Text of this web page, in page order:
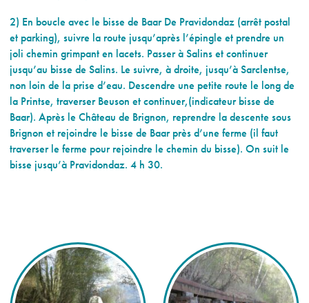
2) En boucle avec le bisse de Baar De Pravidondaz (arrêt postal
et parking), suivre la route jusqu’après l’épingle et prendre un
joli chemin grimpant en lacets. Passer à Salins et continuer
jusqu’au bisse de Salins. Le suivre, à droite, jusqu’à Sarclentse,
non loin de la prise d’eau. Descendre une petite route le long de
la Printse, traverser Beuson et continuer,(indicateur bisse de
Baar). Après le Château de Brignon, reprendre la descente sous
Brignon et rejoindre le bisse de Baar près d’une ferme (il faut
traverser le ferme pour rejoindre le chemin du bisse). On suit le
bisse jusqu’à Pravidondaz. 4 h 30.